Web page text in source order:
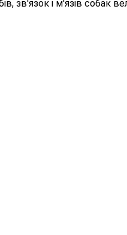
зв'язок і м'язів собак